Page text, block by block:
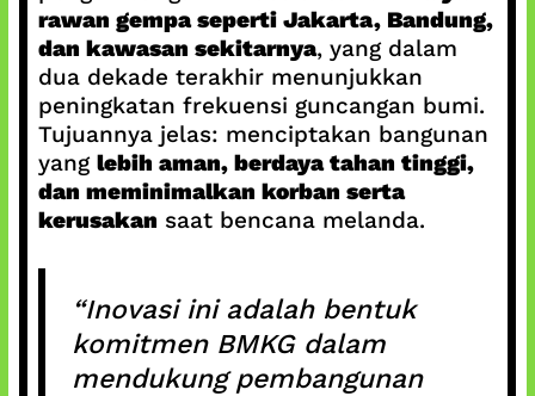
rawan gempa seperti Jakarta, Bandung,
dan kawasan sekitarnya, yang dalam
dua dekade terakhir menunjukkan
peningkatan frekuensi guncangan bumi.
Tujuannya jelas: menciptakan bangunan
yang lebih aman, berdaya tahan tinggi,
dan meminimalkan korban serta
kerusakan saat bencana melanda.
“Inovasi ini adalah bentuk
komitmen BMKG dalam
mendukung pembangunan